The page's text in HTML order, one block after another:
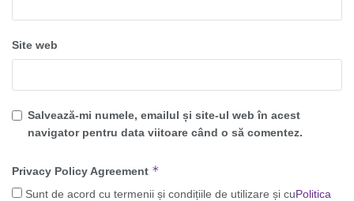
Site web
Salvează-mi numele, emailul și site-ul web în acest
navigator pentru data viitoare când o să comentez.
Privacy Policy Agreement *
Sunt de acord cu termenii și condițiile de utilizare și cuPolitica